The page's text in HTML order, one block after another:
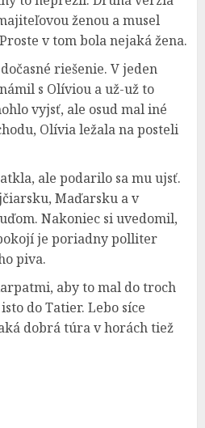
ženou a musel
v tom bola nejaká žena.
riešenie. V jeden
s Olíviou a už-už to
vyjsť, ale osud mal iné
Olívia ležala na posteli
ale podarilo sa mu ujsť.
Maďarsku a v
Nakoniec si uvedomil,
je poriadny polliter
piva.
aby to mal do troch
do Tatier. Lebo síce
dobrá túra v horách tiež